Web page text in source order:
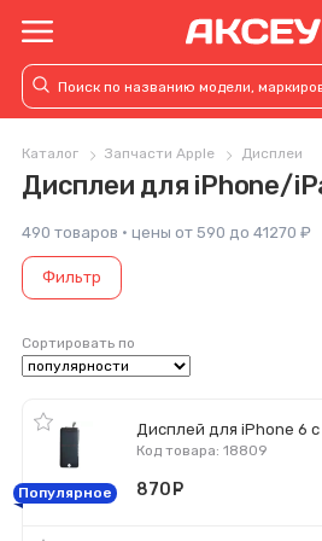
Каталог Запчасти Apple Дисплеи
Дисплеи для iPhone/
490 товаров · цены от 590 до 41270 ₽
Фильтр
Сортировать по
Дисплей для iPhone 6
Код товара: 18809
Популярное 870